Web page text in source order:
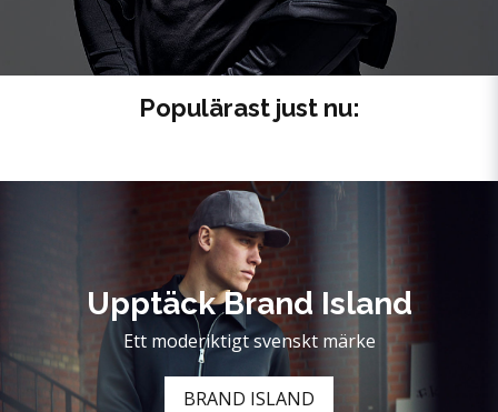
Populärast just nu:
Upptäck Brand Island
Ett moderiktigt svenskt märke
BRAND ISLAND